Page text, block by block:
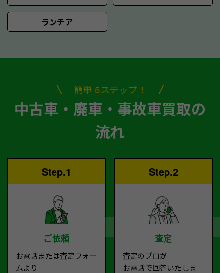
ランチア
簡単 5ステップ！
中古車・廃車・事故車買取の
流れ
Step.1
ご依頼
お電話または査定フォー
ムより
Step.2
査定
査定のプロが
お電話で回答いたしま